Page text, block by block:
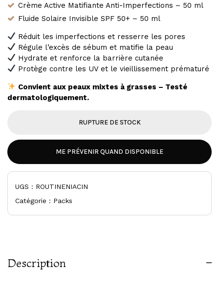
Crème Active Matifiante Anti-Imperfections – 50 ml
Fluide Solaire Invisible SPF 50+ – 50 ml
Réduit les imperfections et resserre les pores
Régule l’excès de sébum et matifie la peau
Hydrate et renforce la barrière cutanée
Protège contre les UV et le vieillissement prématuré
Convient aux peaux mixtes à grasses – Testé
dermatologiquement.
RUPTURE DE STOCK
ME PRÉVENIR QUAND DISPONIBLE
UGS : ROUTINENIACIN
Catégorie : Packs
Description